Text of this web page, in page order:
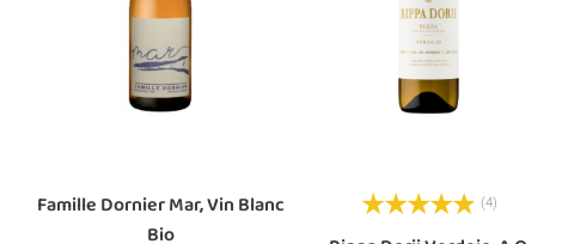
Famille Dornier Mar, Vin Blanc
Bio
(4)